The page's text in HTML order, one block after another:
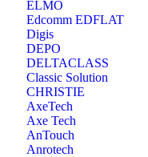
ELMO
Edcomm EDFLAT
Digis
DEPO
DELTACLASS
Classic Solution
CHRISTIE
AxeTech
Axe Tech
AnTouch
Anrotech